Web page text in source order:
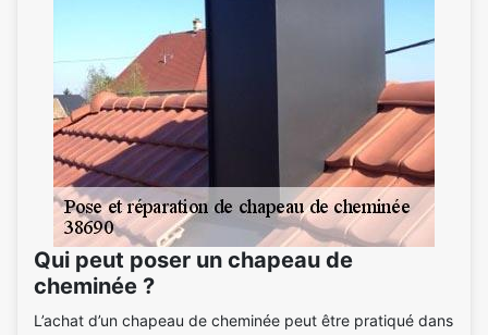
Qui peut poser un chapeau de
cheminée ?
L’achat d’un chapeau de cheminée peut être pratiqué dans